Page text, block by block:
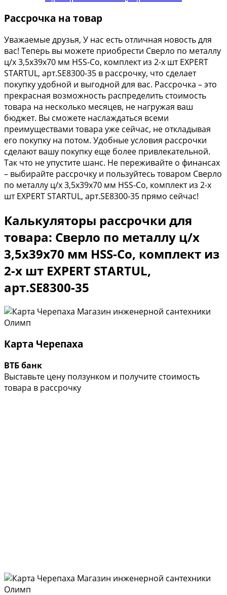
Рассрочка на товар
Уважаемые друзья, У нас есть отличная новость для
вас! Теперь вы можете приобрести Сверло по металлу
ц/х 3,5х39х70 мм HSS-Co, комплект из 2-х шт EXPERT
STARTUL, арт.SE8300-35 в рассрочку, что сделает
покупку удобной и выгодной для вас. Рассрочка – это
прекрасная возможность распределить стоимость
товара на несколько месяцев, не нагружая ваш
бюджет. Вы сможете наслаждаться всеми
преимуществами товара уже сейчас, не откладывая
его покупку на потом. Удобные условия рассрочки
сделают вашу покупку еще более привлекательной.
Так что не упустите шанс. Не переживайте о финансах
– выбирайте рассрочку и пользуйтесь товаром Сверло
по металлу ц/х 3,5х39х70 мм HSS-Co, комплект из 2-х
шт EXPERT STARTUL, арт.SE8300-35 прямо сейчас!
Калькуляторы рассрочки для
товара: Сверло по металлу ц/х
3,5х39х70 мм HSS-Co, комплект из
2-х шт EXPERT STARTUL,
арт.SE8300-35
Карта Черепаха
ВТБ банк
Выставьте цену ползунком и получите стоимость
товара в рассрочку